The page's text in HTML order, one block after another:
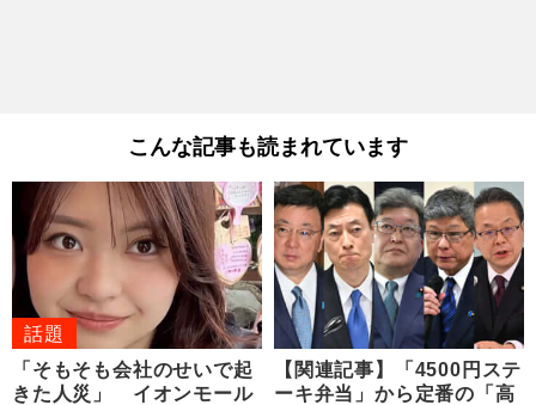
こんな記事も読まれています
話題
「そもそも会社のせいで起
きた人災」 イオンモール
【関連記事】「4500円ステ
ーキ弁当」から定番の「高